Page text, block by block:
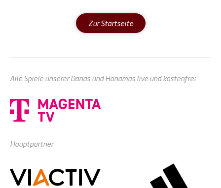
Zur Startseite
Alle Spiele unserer Danas und Honamas live und kostenfrei
Hauptpartner